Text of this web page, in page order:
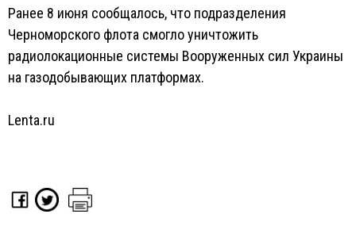
Ранее 8 июня сообщалось, что подразделения
Черноморского флота смогло уничтожить
радиолокационные системы Вооруженных сил Украины
на газодобывающих платформах.
Lenta.ru